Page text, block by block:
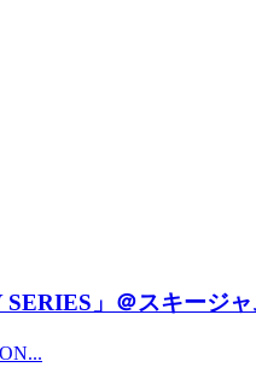
」＠スキージ